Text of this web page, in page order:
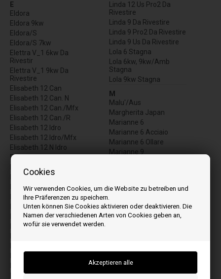
Cookies
Wir verwenden Cookies, um die Website zu betreiben und
Ihre Präferenzen zu speichern.
Unten können Sie Cookies aktivieren oder deaktivieren. Die
Namen der verschiedenen Arten von Cookies geben an,
wofür sie verwendet werden.
E
Eldora
Eldora 9kw
Eldora/S
Eldora/S 7kw
Elettra V_1 6kw Da
Rivestir
Elettra V_1 9kw Da
Rivestire
Elisabeth 12 Can
Elisabeth 12 Can. N
Elisabeth 12 Can./Mfx
Elisabeth 12 Can./R
Elisabeth 12 Idro
Elisabeth 12 Idro/Mfx
Elisabeth 12 N Idro
Elisabeth 14 Idro/Mfx
Elisabeth 15 Idro
Elisabeth 15 Idro/Mfx
Elisabeth 15 N Idro
Elisabeth 9 Can
Elisabeth 9 Can. N
Elisabeth 9 Can./Mfx
Elisabeth 9 Can./R
Emily Tca 9 Us
Linda 12 Us Pro2 Da
Rivestire
Linda 9 Da Rivestire
Linda 9 Pro2 Da Rivestire
Linda 9 Us Da Rivestire
Lola 6 Stagna
Lola 6kw, 9kw/Amb
Stagna
Lola 9kw Stagna
M
Malu'/Aus
Margherita Japan
Marianne 6
Marianne 6 Acciaio
Marianne 6 Ollare
Marianne 9
Marianne 9 Pro2 Acciaio
Marisa Da Riv. Japan
Marisa Japan V_1 Da
(A) F
Meghan 6